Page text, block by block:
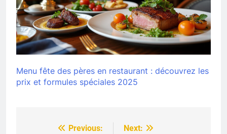
Menu fête des pères en restaurant : découvrez les
prix et formules spéciales 2025
NavigationPrevious:
Next: